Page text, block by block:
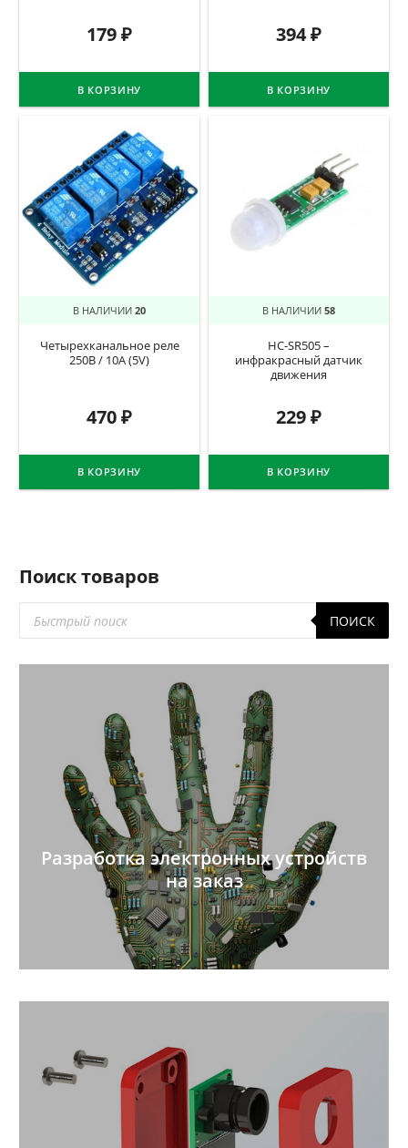
179₽
В КОРЗИНУ
394₽
В КОРЗИНУ
В НАЛИЧИИ 20
Четырехканальное реле
250В / 10А (5V)
470₽
В КОРЗИНУ
В НАЛИЧИИ 58
HC-SR505 –
инфракрасный датчик
движения
229₽
В КОРЗИНУ
Поиск товаров
товаров
ПОИСК
Разработка электронных устройств
на заказ